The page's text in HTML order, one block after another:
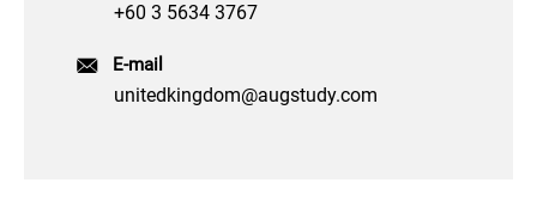
+60 3 5634 3767
E-mail
unitedkingdom@augstudy.com